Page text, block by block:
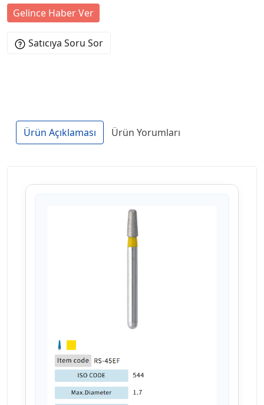
Gelince Haber Ver
Satıcıya Soru Sor
Ürün Açıklaması Ürün Yorumları